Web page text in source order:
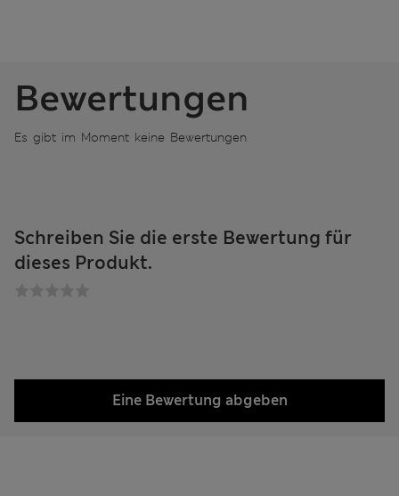
Bewertungen
Es gibt im Moment keine Bewertungen
Schreiben Sie die erste Bewertung für
dieses Produkt.
Eine Bewertung abgeben